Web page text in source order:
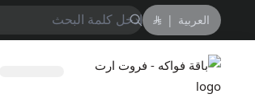
العربية |
باقة فواكه - فروت ارت